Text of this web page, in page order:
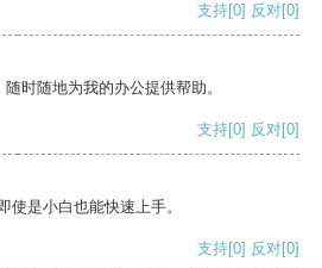
支持[0] 反对[0]
时随地为我的办公提供帮助。
支持[0] 反对[0]
使是小白也能快速上手。
支持[0] 反对[0]